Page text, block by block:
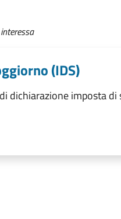
(IDS)
dichiarazione imposta di